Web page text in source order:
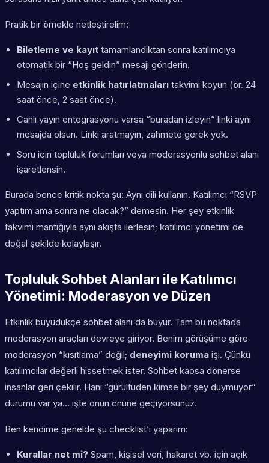
Pratik bir örnekle netleştirelim:
Biletleme ve kayıt tamamlandıktan sonra katılımcıya
otomatik bir “Hoş geldin” mesajı gönderin.
Mesajın içine etkinlik hatırlatmaları takvimi koyun (ör. 24
saat önce, 2 saat önce).
Canlı yayın entegrasyonu varsa “buradan izleyin” linki aynı
mesajda olsun. Linki aratmayın, zahmete gerek yok.
Soru için topluluk forumları veya moderasyonlu sohbet alanı
işaretlensin.
Burada bence kritik nokta şu: Aynı dili kullanın. Katılımcı “RSVP
yaptım ama sonra ne olacak?” demesin. Her şey etkinlik
takvimi mantığıyla aynı akışta ilerlesin; katılımcı yönetimi de
doğal şekilde kolaylaşır.
Topluluk Sohbet Alanları ile Katılımcı
Yönetimi: Moderasyon ve Düzen
Etkinlik büyüdükçe sohbet alanı da büyür. Tam bu noktada
moderasyon araçları devreye giriyor. Benim görüşüme göre
moderasyon “kısıtlama” değil; deneyimi koruma işi. Çünkü
katılımcılar değerli hissetmek ister. Sohbet kaosa dönerse
insanlar geri çekilir. Hani “gürültüden kimse bir şey duymuyor”
durumu var ya… işte onun önüne geçiyorsunuz.
Ben kendime genelde şu checklist’i yaparım:
Kurallar net mi? Spam, kişisel veri, hakaret vb. için açık